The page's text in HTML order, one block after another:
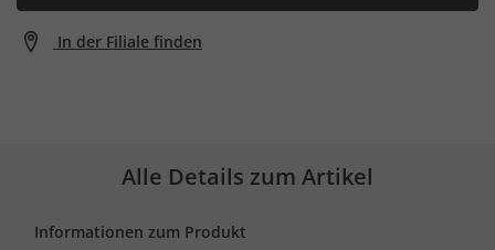
In der Filiale finden
Alle Details zum Artikel
Informationen zum Produkt